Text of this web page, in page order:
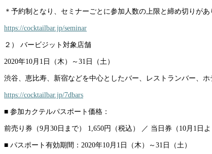
＊予約制となり、セミナーごとに参加人数の上限と締め切りがあ
https://cocktailbar.jp/seminar
２） バービジット対象店舗
2020年10月1日（木）～31日（土）
渋谷、恵比寿、新宿などを中心としたバー、レストランバー、ホ
https://cocktailbar.jp/7dbars
■ 参加カクテルパスポート価格：
前売り券（9月30日まで） 1,650円（税込） ／ 当日券（10月1日よ
■ パスポート有効期間：2020年10月1日（木）～31日（土）